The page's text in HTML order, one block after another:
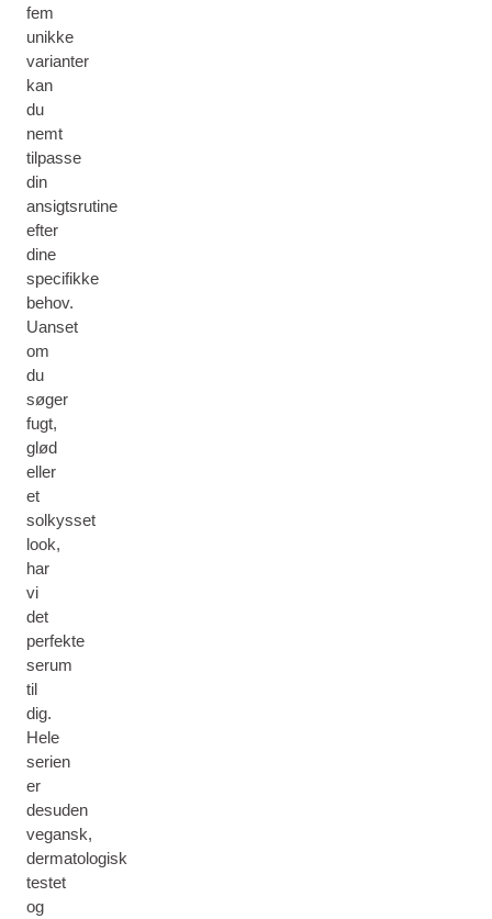
fem
unikke
varianter
kan
du
nemt
tilpasse
din
ansigtsrutine
efter
dine
specifikke
behov.
Uanset
om
du
søger
fugt,
glød
eller
et
solkysset
look,
har
vi
det
perfekte
serum
til
dig.
Hele
serien
er
desuden
vegansk,
dermatologisk
testet
og